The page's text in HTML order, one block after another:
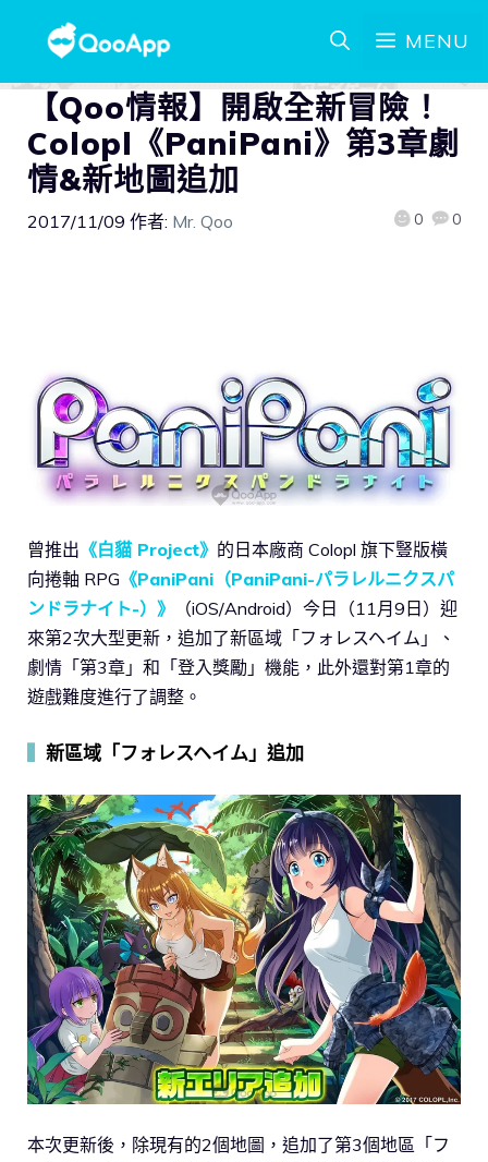
MENU
【Qoo情報】開啟全新冒險！
Colopl《PaniPani》第3章劇
情&新地圖追加
2017/11/09 作者: Mr. Qoo 0 0
曾推出 《白貓 Project》 的日本廠商 Colopl 旗下豎版橫
向捲軸 RPG 《PaniPani（PaniPani-パラレルニクスパ
ンドラナイト-）》
（iOS/Android）今日（11月9日）迎
來第2次大型更新，追加了新區域「フォレスヘイム」、
劇情「第3章」和「登入獎勵」機能，此外還對第1章的
遊戲難度進行了調整。
新區域「フォレスヘイム」追加
本次更新後，除現有的2個地圖，追加了第3個地區「フ